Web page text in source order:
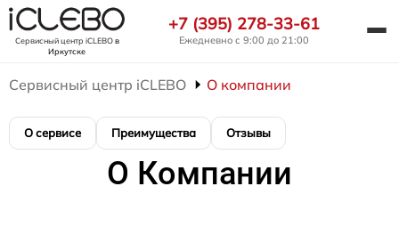
Сервисный центр iCLEBOв
Иркутске
+7 (395) 278-33-61
Ежедневно с 9:00 до 21:00
Сервисный центр iCLEBO О компании
О сервисе Преимущества Отзывы
О Компании